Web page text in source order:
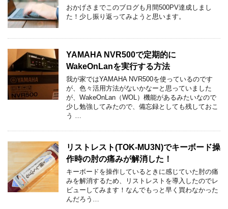
おかげさまでこのブログも月間500PV達成しまし
た！少し振り返ってみようと思います。
YAMAHA NVR500で定期的に
WakeOnLanを実行する方法
我が家ではYAMAHA NVR500を使っているのです
が、色々活用方法がないかなーと思っていました
が、WakeOnLan（WOL）機能があるみたいなので
少し勉強してみたので、備忘録としても残しておこ
う …
リストレスト(TOK-MU3N)でキーボード操
作時の肘の痛みが解消した！
キーボードを操作しているときに感じていた肘の痛
みを解消するため、リストレストを導入したのでレ
ビューしてみます！なんでもっと早く買わなかった
んだろう…